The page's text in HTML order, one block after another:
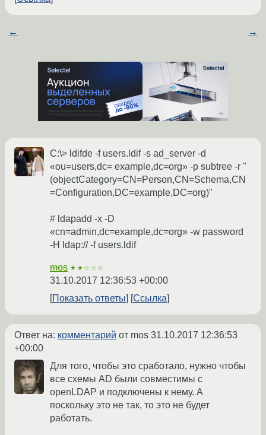
← →
C:\> ldifde -f users.ldif -s ad_server -d
«ou=users,dc= example,dc=org» -p subtree -r "
(objectCategory=CN=Person,CN=Schema,CN
=Configuration,DC=example,DC=org)"
# ldapadd -x -D
«cn=admin,dc=example,dc=org» -w password
-H ldap:// -f users.ldif
mos ★★☆☆☆
31.10.2017 12:36:53 +00:00
Показать ответы
Ссылка
Ответ на: комментарий от mos 31.10.2017 12:36:53
+00:00
Для того, чтобы это сработало, нужно чтобы
все схемы AD были совместимы c
openLDAP и подключены к нему. А
поскольку это не так, то это не будет
работать.